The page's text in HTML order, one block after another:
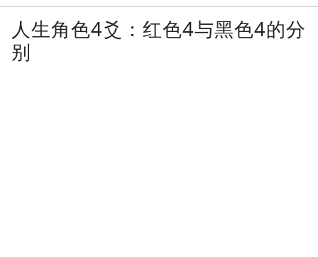
人生角色4爻：红色4与黑色4的分
别